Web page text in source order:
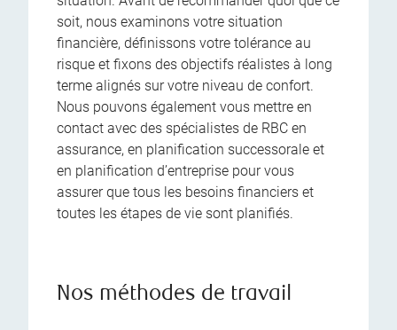
soit, nous examinons votre situation
financière, définissons votre tolérance au
risque et fixons des objectifs réalistes à long
terme alignés sur votre niveau de confort.
Nous pouvons également vous mettre en
contact avec des spécialistes de RBC en
assurance, en planification successorale et
en planification d’entreprise pour vous
assurer que tous les besoins financiers et
toutes les étapes de vie sont planifiés.
Nos méthodes de travail